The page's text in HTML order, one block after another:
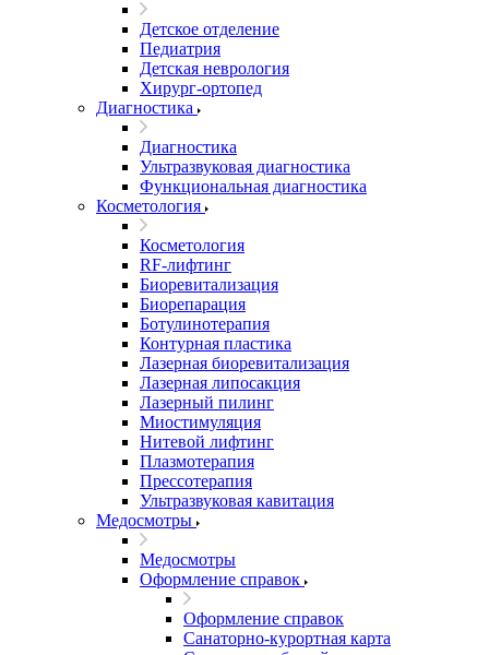
Детское отделение
Педиатрия
Детская неврология
Хирург-ортопед
Диагностика
Диагностика
Ультразвуковая диагностика
Функциональная диагностика
Косметология
Косметология
RF-лифтинг
Биоревитализация
Биорепарация
Ботулинотерапия
Контурная пластика
Лазерная биоревитализация
Лазерная липосакция
Лазерный пилинг
Миостимуляция
Нитевой лифтинг
Плазмотерапия
Прессотерапия
Ультразвуковая кавитация
Медосмотры
Медосмотры
Оформление справок
Оформление справок
Санаторно-курортная карта